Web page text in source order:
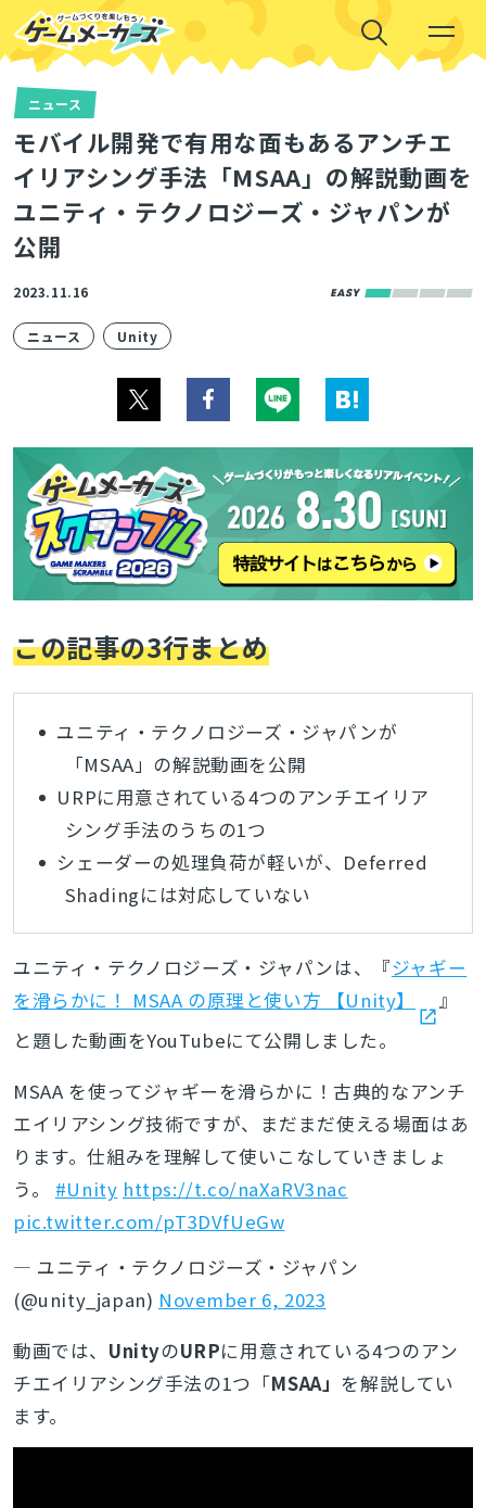
ニュース
モバイル開発で有用な面もあるアンチエ
イリアシング手法「MSAA」の解説動画を
ユニティ・テクノロジーズ・ジャパンが
公開
2023.11.16
ニュース Unity
この記事の3行まとめ
ユニティ・テクノロジーズ・ジャパンが
「MSAA」の解説動画を公開
URPに用意されている4つのアンチエイリア
シング手法のうちの1つ
シェーダーの処理負荷が軽いが、Deferred
Shadingには対応していない
ユニティ・テクノロジーズ・ジャパンは、『ジャギー
を滑らかに！ MSAA の原理と使い方 【Unity】
』
と題した動画をYouTubeにて公開しました。
MSAA を使ってジャギーを滑らかに！古典的なアンチ
エイリアシング技術ですが、まだまだ使える場面はあ
ります。仕組みを理解して使いこなしていきましょ
う。 #Unity https://t.co/naXaRV3nac
pic.twitter.com/pT3DVfUeGw
— ユニティ・テクノロジーズ・ジャパン
(@unity_japan) November 6, 2023
動画では、 UnityのURPに用意されている4つのアン
チエイリアシング手法の1つ「MSAA」 を解説してい
ます。